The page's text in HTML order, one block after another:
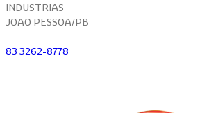
INDUSTRIAS
JOAO PESSOA/PB
83 3262-8778